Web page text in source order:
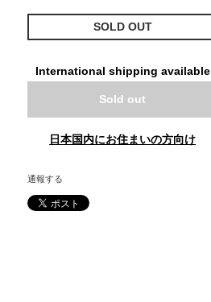
SOLD OUT
International shipping available
Sold out
日本国内にお住まいの方向け
通報する